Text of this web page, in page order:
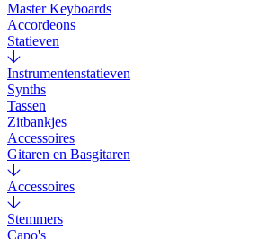
Master Keyboards
Accordeons
Statieven
Instrumentenstatieven
Synths
Tassen
Zitbankjes
Accessoires
Gitaren en Basgitaren
Accessoires
Stemmers
Capo's